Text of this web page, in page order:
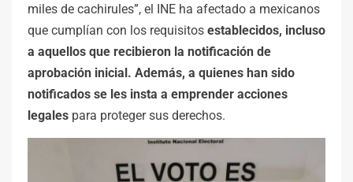
miles de cachirules”, el INE ha afectado a mexicanos
que cumplían con los requisitos establecidos, incluso
a aquellos que recibieron la notificación de
aprobación inicial. Además, a quienes han sido
notificados se les insta a emprender acciones
legales para proteger sus derechos.